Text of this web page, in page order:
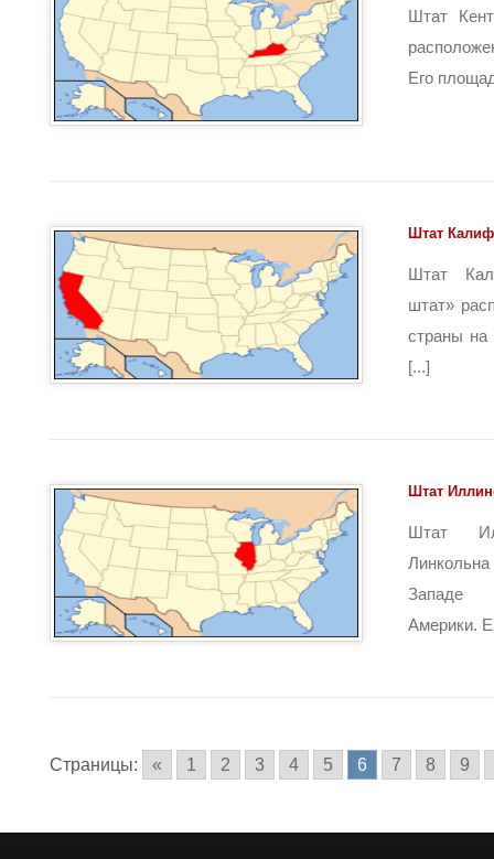
Штат
Его
Штат
Штат
штат»
страны на
[...]
Штат
Штат
Западе
Америки.
Страницы: « 1 2 3 4 5 6 7 8 9